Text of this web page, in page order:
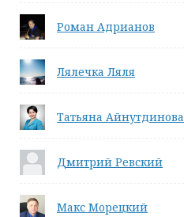
Роман Адрианов
Лялечка Ляля
Татьяна Айнутдинова
Дмитрий Ревский
Макс Морецкий